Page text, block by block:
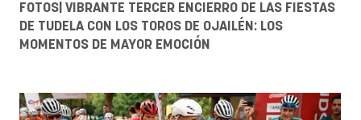
FOTOS| VIBRANTE TERCER ENCIERRO DE LAS FIESTAS
DE TUDELA CON LOS TOROS DE OJAILÉN: LOS
MOMENTOS DE MAYOR EMOCIÓN